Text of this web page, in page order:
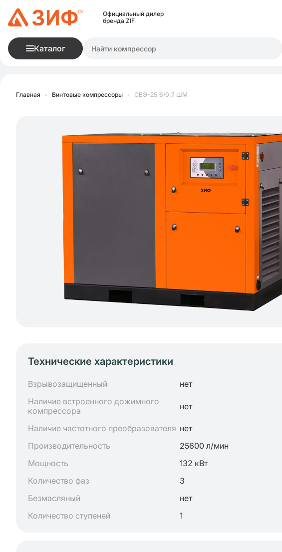
Официальный дилер
бренда ZIF
Каталог
Главная • Винтовые компрессоры • СВЭ-25,6/0,7 ШМ
Технические характеристики
Взрывозащищенный нет
Наличие встроенного дожимного
компрессора
нет
Наличие частотного преобразователя нет
Производительность
25600 л/мин
Мощность
132 кВт
Количество фаз
3
Безмасляный
нет
Количество ступеней
1